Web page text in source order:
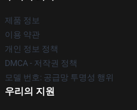
제품 정보
이용 약관
개인 정보 정책
DMCA - 저작권 정책
모델 번호: 공급망 투명성 행위
우리의 지원